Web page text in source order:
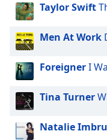
Taylor Swift
Men At Work
ForeignerI
Tina Turner
Natalie